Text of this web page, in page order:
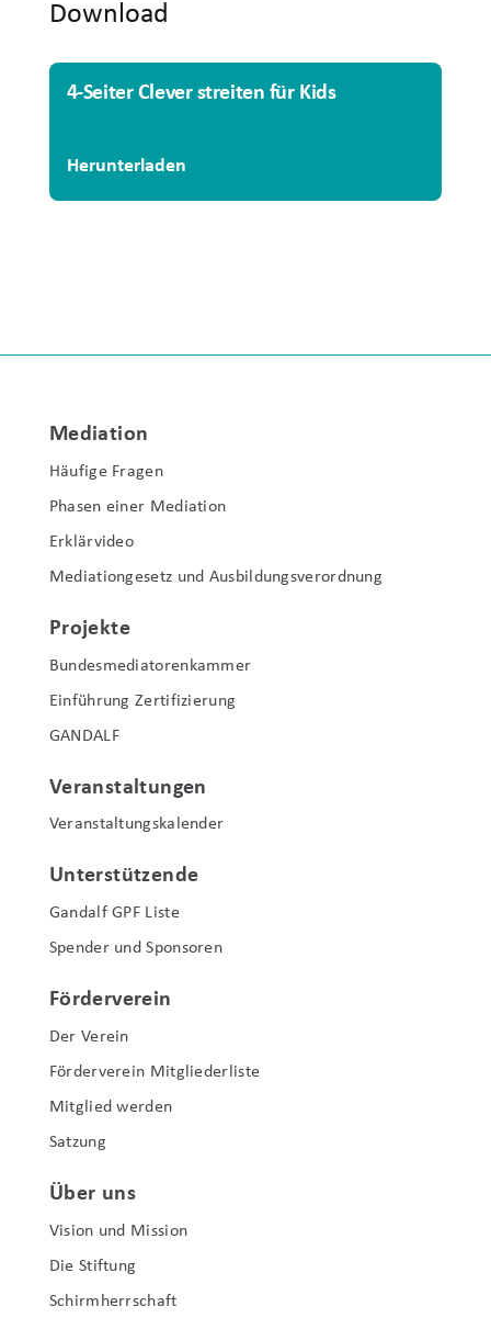
Download
4-Seiter Clever streiten für Kids
Herunterladen
Mediation
Häufige Fragen
Phasen einer Mediation
Erklärvideo
Mediationgesetz und Ausbildungsverordnung
Projekte
Bundesmediatorenkammer
Einführung Zertifizierung
GANDALF
Veranstaltungen
Veranstaltungskalender
Unterstützende
Gandalf GPF Liste
Spender und Sponsoren
Förderverein
Der Verein
Förderverein Mitgliederliste
Mitglied werden
Satzung
Über uns
Vision und Mission
Die Stiftung
Schirmherrschaft